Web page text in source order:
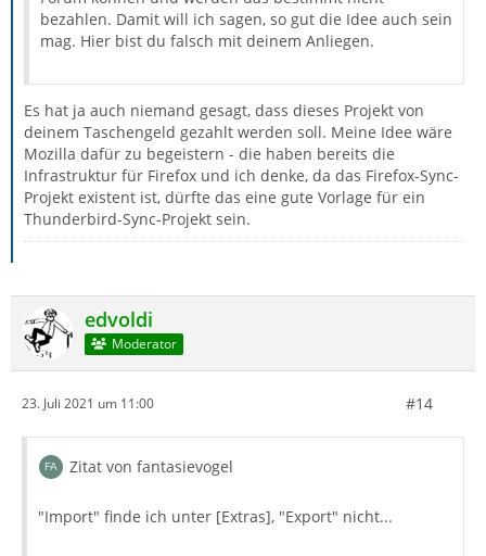
bezahlen. Damit will ich sagen, so gut die Idee auch sein
mag. Hier bist du falsch mit deinem Anliegen.
Es hat ja auch niemand gesagt, dass dieses Projekt von
deinem Taschengeld gezahlt werden soll. Meine Idee wäre
Mozilla dafür zu begeistern - die haben bereits die
Infrastruktur für Firefox und ich denke, da das Firefox-Sync-
Projekt existent ist, dürfte das eine gute Vorlage für ein
Thunderbird-Sync-Projekt sein.
edvoldi
Moderator
23. Juli 2021 um 11:00 #14
Zitat von fantasievogel
"Import" finde ich unter [Extras], "Export" nicht...